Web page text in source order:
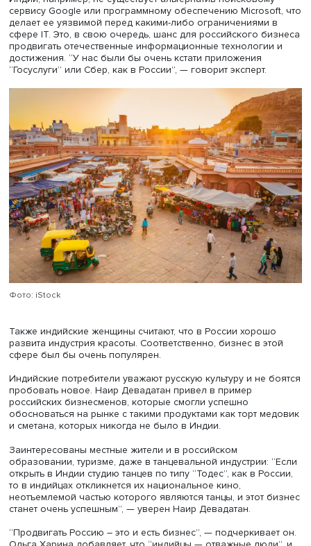
В Индии, по его словам, в основном представлены
или государственные российские компании, а средний
малый бизнес - очень слабо. У многих российских
бизнесменов сложилось стереотипное представление
Индии как о стране с непреодолимыми
сложностями для иностранного бизнеса. Однако, здесь
успешно работают многие небольшие западные
так что это лишь проблема восприятия, подчеркивает
Он рассказал, что индийское общество глубоко
иерархично, и это отражается на стиле ведения
внутри страны. Иностранному предпринимателю
уважать местные традиции, а также попытаться найти
полезные связи — так ускорится поиск бизнес-
установление хороших деловых отношений.
По словам Наира Девадатана, индийцы обращают
на новости о происходящем в мире и активно
соцсетями, где Россия нередко выставляется в
ключе. В таких условиях российским бизнесменам
сложно сразу завоевать доверие, поэтому надо
продвижением России в индийских медиа и настраивать
Топ направлений для российского бизнеса
стартапы в области информационных технологий и
искусственного интеллекта, говорит Наир Девадатан.
Введение жестких санкций против России заставило
индийские компании и правительство задуматься о
собственном технологическом и цифровом
Индии, например, не существует альтернатив
сервису Google или программному обеспечению
делает ее уязвимой перед какими-либо
сфере IT. Это, в свою очередь, шанс для российского
продвигать отечественные информационные
достижения. “У нас были бы очень кстати приложения
“Госуслуги” или Сбер, как в России”, — говорит эксперт.